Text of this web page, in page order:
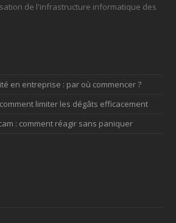
de l'infrastructure informatique des
en entreprise : par où commencer ?
limiter les dégâts efficacement
: comment réagir sans paniquer